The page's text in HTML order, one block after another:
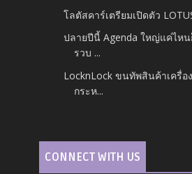
โลตัสคาร์เตรียมเปิดตัว
ปลายปีนี้ Agenda ใหญ่แค่ไห
รวบ ...
LocknLock ขนทัพสินค้าเครื่อ
กระห...
CONNECT WITH US